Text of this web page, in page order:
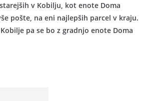
v Kobilju, kot enote Doma
pošte, na eni najlepših parcel v kraju.
pa se bo z gradnjo enote Doma